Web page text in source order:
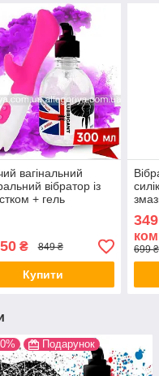
вагінальний
вібратор із
+ гель
₴ 849 ₴
Купити
699
Подарунок